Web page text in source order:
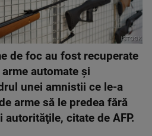
ISTOCK
de foc au fost recuperate
automate şi
unei amnistii ce le-a
arme să le predea fără
citate de AFP.